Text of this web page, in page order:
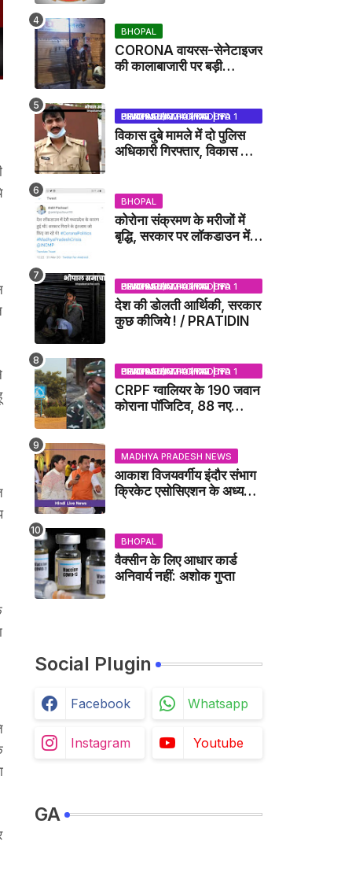
BHOPAL
CORONA वायरस-सेनेटाइजर
की कालाबाजारी पर बड़ी
BHOPAL SAMACHAR | NO 1 HINDI NEWS PORTAL OF CENTRAL INDIA (MADHYA PRADESH)
विकास दुबे मामले में दो पुलिस
अधिकारी गिरफ्तार, विकास की
BHOPAL
कोरोना संक्रमण के मरीजों में
बृद्धि, सरकार पर लॉकडाउन में
BHOPAL SAMACHAR | NO 1 HINDI NEWS PORTAL OF CENTRAL INDIA (MADHYA PRADESH)
देश की डोलती आर्थिकी, सरकार
कुछ कीजिये ! / PRATIDIN
BHOPAL SAMACHAR | NO 1 HINDI NEWS PORTAL OF CENTRAL INDIA (MADHYA PRADESH)
CRPF ग्वालियर के 190 जवान
कोराना पॉजिटिव, 88 नए
MADHYA PRADESH NEWS
आकाश विजयवर्गीय इंदौर संभाग
क्रिकेट एसोसिएशन के अध्यक्ष
BHOPAL
वैक्सीन के लिए आधार कार्ड
अनिवार्य नहीं: अशोक गुप्ता
Social Plugin
Facebook Whatsapp
Instagram Youtube
GA